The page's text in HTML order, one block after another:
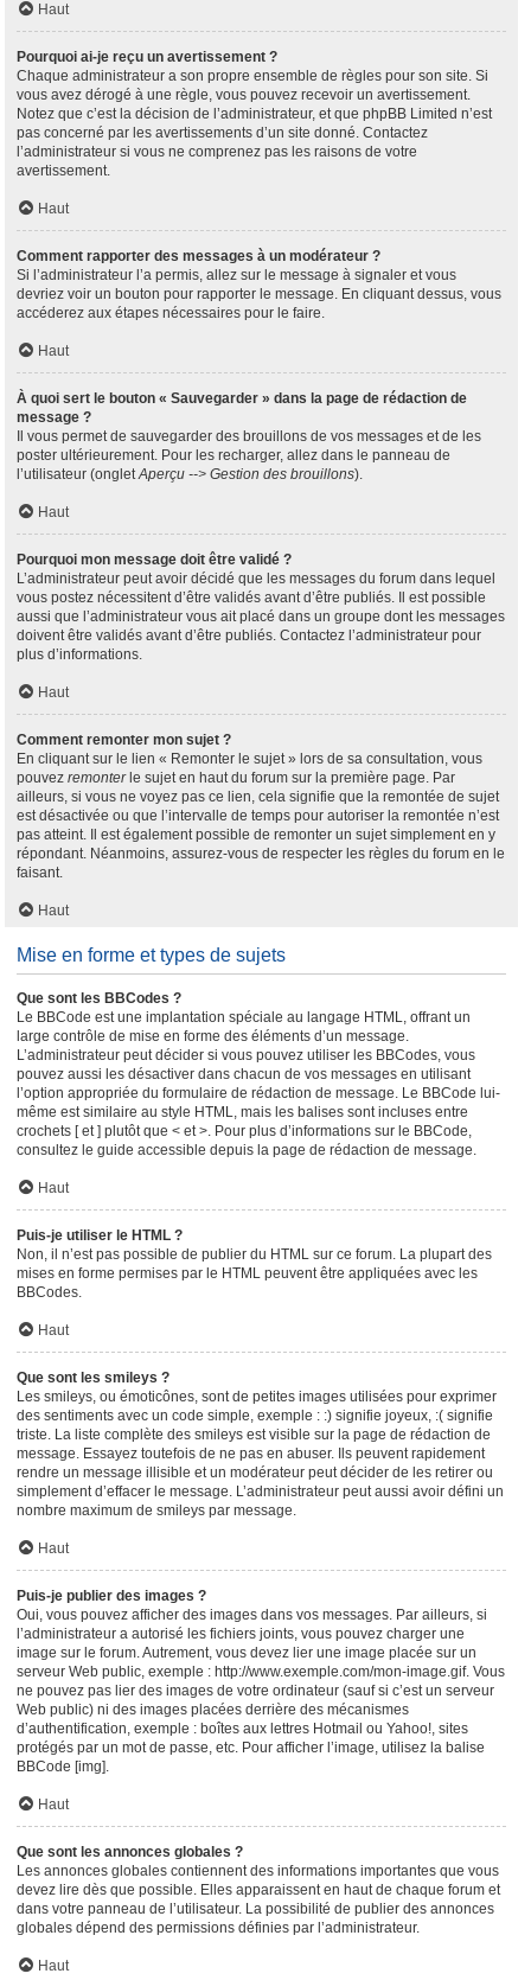
Haut
Pourquoi ai-je reçu un avertissement ?
Chaque administrateur a son propre ensemble de règles pour son site. Si
vous avez dérogé à une règle, vous pouvez recevoir un avertissement.
Notez que c’est la décision de l’administrateur, et que phpBB Limited n’est
pas concerné par les avertissements d’un site donné. Contactez
l’administrateur si vous ne comprenez pas les raisons de votre
avertissement.
Haut
Comment rapporter des messages à un modérateur ?
Si l’administrateur l’a permis, allez sur le message à signaler et vous
devriez voir un bouton pour rapporter le message. En cliquant dessus, vous
accéderez aux étapes nécessaires pour le faire.
Haut
À quoi sert le bouton « Sauvegarder » dans la page de rédaction de
message ?
Il vous permet de sauvegarder des brouillons de vos messages et de les
poster ultérieurement. Pour les recharger, allez dans le panneau de
l’utilisateur (ongletAperçu --> Gestion des brouillons).
Haut
Pourquoi mon message doit être validé ?
L’administrateur peut avoir décidé que les messages du forum dans lequel
vous postez nécessitent d’être validés avant d’être publiés. Il est possible
aussi que l’administrateur vous ait placé dans un groupe dont les messages
doivent être validés avant d’être publiés. Contactez l’administrateur pour
plus d’informations.
Haut
Comment remonter mon sujet ?
En cliquant sur le lien « Remonter le sujet » lors de sa consultation, vous
pouvez remonterle sujet en haut du forum sur la première page. Par
ailleurs, si vous ne voyez pas ce lien, cela signifie que la remontée de sujet
est désactivée ou que l’intervalle de temps pour autoriser la remontée n’est
pas atteint. Il est également possible de remonter un sujet simplement en y
répondant. Néanmoins, assurez-vous de respecter les règles du forum en le
faisant.
Haut
Mise en forme et types de sujets
Que sont les BBCodes ?
Le BBCode est une implantation spéciale au langage HTML, offrant un
large contrôle de mise en forme des éléments d’un message.
L’administrateur peut décider si vous pouvez utiliser les BBCodes, vous
pouvez aussi les désactiver dans chacun de vos messages en utilisant
l’option appropriée du formulaire de rédaction de message. Le BBCode lui-
même est similaire au style HTML, mais les balises sont incluses entre
crochets [ et ] plutôt que < et >. Pour plus d’informations sur le BBCode,
consultez le guide accessible depuis la page de rédaction de message.
Haut
Puis-je utiliser le HTML ?
Non, il n’est pas possible de publier du HTML sur ce forum. La plupart des
mises en forme permises par le HTML peuvent être appliquées avec les
BBCodes.
Haut
Que sont les smileys ?
Les smileys, ou émoticônes, sont de petites images utilisées pour exprimer
des sentiments avec un code simple, exemple : :) signifie joyeux, :( signifie
triste. La liste complète des smileys est visible sur la page de rédaction de
message. Essayez toutefois de ne pas en abuser. Ils peuvent rapidement
rendre un message illisible et un modérateur peut décider de les retirer ou
simplement d’effacer le message. L’administrateur peut aussi avoir défini un
nombre maximum de smileys par message.
Haut
Puis-je publier des images ?
Oui, vous pouvez afficher des images dans vos messages. Par ailleurs, si
l’administrateur a autorisé les fichiers joints, vous pouvez charger une
image sur le forum. Autrement, vous devez lier une image placée sur un
serveur Web public, exemple : http://www.exemple.com/mon-image.gif. Vous
ne pouvez pas lier des images de votre ordinateur (sauf si c’est un serveur
Web public) ni des images placées derrière des mécanismes
d’authentification, exemple : boîtes aux lettres Hotmail ou Yahoo!, sites
protégés par un mot de passe, etc. Pour afficher l’image, utilisez la balise
BBCode [img].
Haut
Que sont les annonces globales ?
Les annonces globales contiennent des informations importantes que vous
devez lire dès que possible. Elles apparaissent en haut de chaque forum et
dans votre panneau de l’utilisateur. La possibilité de publier des annonces
globales dépend des permissions définies par l’administrateur.
Haut